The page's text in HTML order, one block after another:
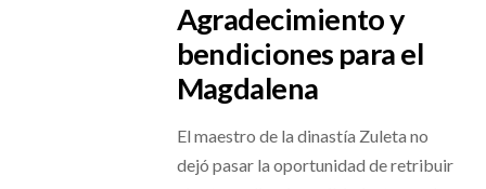
Agradecimiento y
bendiciones para el
Magdalena
El maestro de la dinastía Zuleta no
dejó pasar la oportunidad de retribuir